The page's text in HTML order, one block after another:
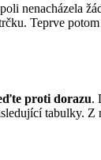
nenacházela
Teprve potom
proti dorazu.
tabulky.